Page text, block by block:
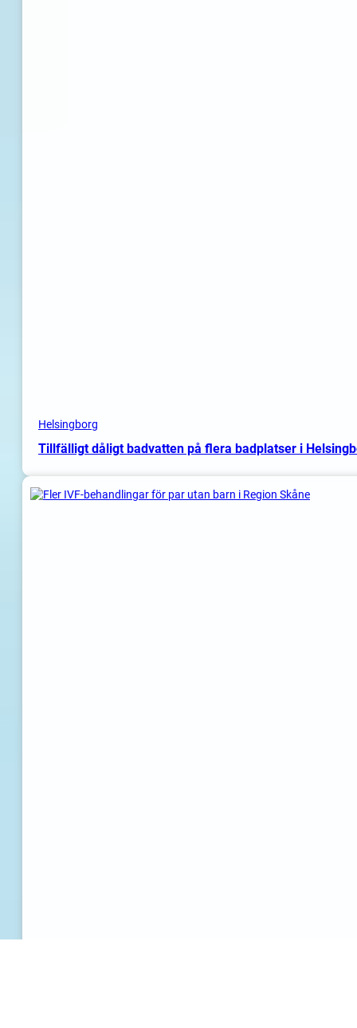
Helsingborg
Tillfälligt dåligt badvatten på flera badplatser i